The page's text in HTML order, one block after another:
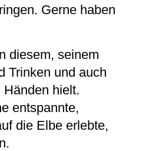
Gerne haben
diesem, seinem
Trinken und auch
hielt.
entspannte,
die Elbe erlebte,